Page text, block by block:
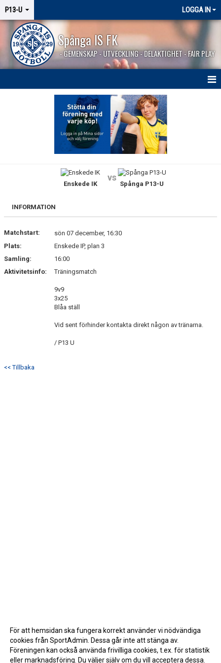
P13-U LOGGA IN
Spånga IS FK
- GEMENSKAP - UTVECKLING - DELAKTIGHET - FAIR PLAY
BILDGALLERI
KONTAKT
Enskede IK
vs
Spånga P13-U
INFORMATION
Matchstart:
sön 07 december, 16:30
Plats:
Enskede IP, plan 3
Samling:
16:00
Aktivitetsinfo:
Träningsmatch
9v9
3x25
Blåa ställ
Vid sent förhinder kontakta direkt någon av tränarna.
/ P13 U
<< Tillbaka
För att hemsidan ska fungera korrekt använder vi nödvändiga
cookies från SportAdmin. Dessa går inte att stänga av.
Föreningen kan också använda frivilliga cookies, t.ex. för statistik
eller marknadsföring. Du väljer själv om du vill acceptera dessa.